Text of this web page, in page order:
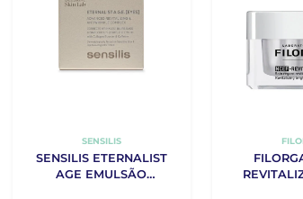
SENSILIS
SENSILIS ETERNALIST
AGE EMULSÃO